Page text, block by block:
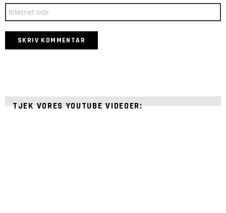
Websted
TJEK VORES YOUTUBE VIDEOER: